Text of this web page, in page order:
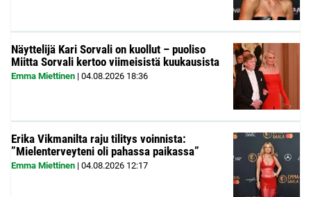
Näyttelijä Kari Sorvali on kuollut – puoliso
Miitta Sorvali kertoo viimeisistä kuukausista
Emma Miettinen | 04.08.2026 18:36
Erika Vikmanilta raju tilitys voinnista:
”Mielenterveyteni oli pahassa paikassa”
Emma Miettinen | 04.08.2026 12:17